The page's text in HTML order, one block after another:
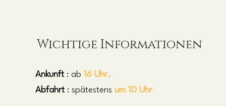
Wichtige Informationen
Ankunft: ab 16 Uhr.
Abfahrt: spätestens um 10 Uhr